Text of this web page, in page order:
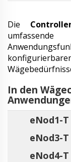
Die
In den
eNod1-T
eNod3-T
eNod4-T